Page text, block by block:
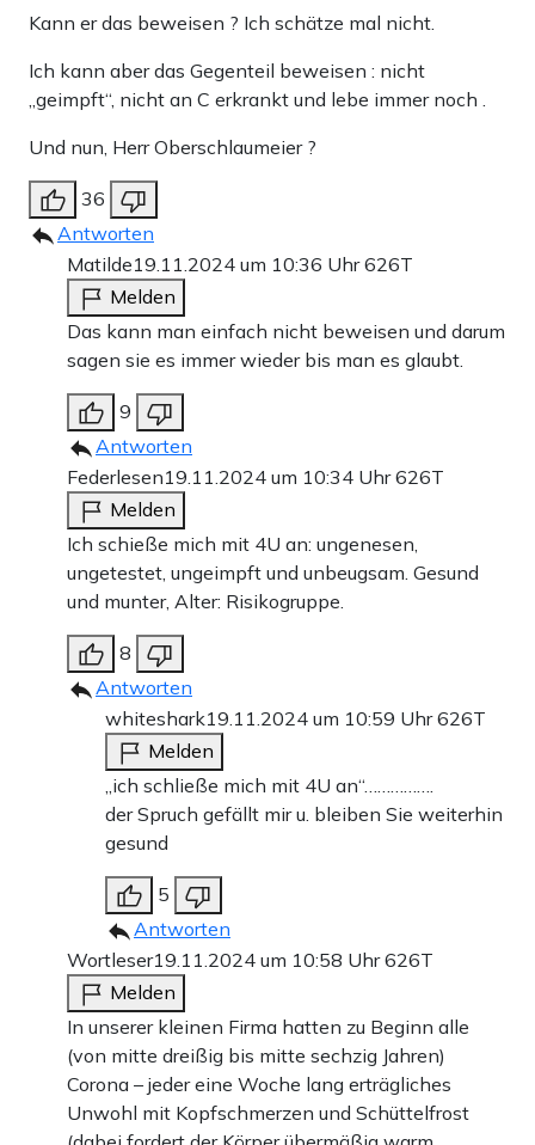
Kann er das beweisen ? Ich schätze mal nicht.
Ich kann aber das Gegenteil beweisen : nicht
„geimpft“, nicht an C erkrankt und lebe immer noch .
Und nun, Herr Oberschlaumeier ?
36
Antworten
Matilde19.11.2024 um 10:36 Uhr626T
Melden
Das kann man einfach nicht beweisen und darum
sagen sie es immer wieder bis man es glaubt.
9
Antworten
Federlesen19.11.2024 um 10:34 Uhr626T
Melden
Ich schieße mich mit 4U an: ungenesen,
ungetestet, ungeimpft und unbeugsam. Gesund
und munter, Alter: Risikogruppe.
8
Antworten
whiteshark19.11.2024 um 10:59 Uhr626T
Melden
„ich schließe mich mit 4U an“…………….
der Spruch gefällt mir u. bleiben Sie weiterhin
gesund
5
Antworten
Wortleser19.11.2024 um 10:58 Uhr626T
Melden
In unserer kleinen Firma hatten zu Beginn alle
(von mitte dreißig bis mitte sechzig Jahren)
Corona – jeder eine Woche lang erträgliches
Unwohl mit Kopfschmerzen und Schüttelfrost